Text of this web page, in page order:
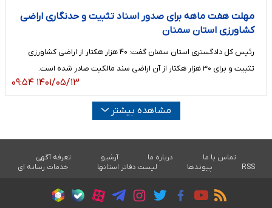
مهلت هفت ماهه برای صدور اسناد تثبیت و حدنگاری اراضی
کشاورزی استان سمنان
رئیس کل دادگستری استان سمنان گفت: ۴۰ هزار هکتار از اراضی کشاورزی
تثبیت و برای ۳۰ هزار هکتار از آن اراضی سند مالکیت صادر شده است.
۱۴۰۱/۰۵/۱۳ ۰۹:۵۴
مشاهده بیشتر
تماس با ما درباره ما آرشیو
تعرفه آگهی
RSS
پیوندها لیست دفاتر استانها خدمات رسانه ای